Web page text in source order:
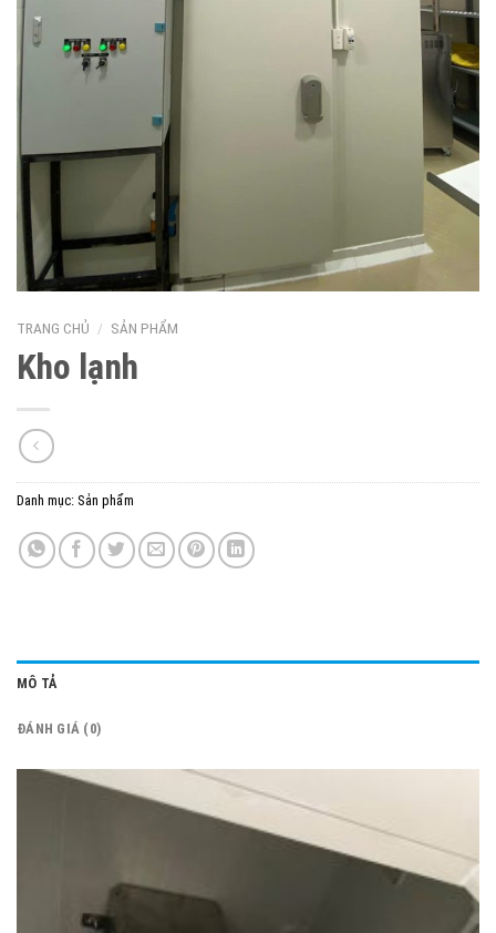
TRANG CHỦ / SẢN PHẨM
Kho lạnh
Danh mục: Sản phẩm
MÔ TẢ
ĐÁNH GIÁ (0)